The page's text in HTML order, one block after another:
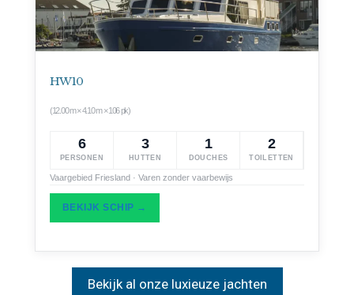
HW 10
(12.00 m × 4.10 m × 106 pk)
6
PERSONEN
3
HUTTEN
1
DOUCHES
2
TOILETTEN
Vaargebied Friesland · Varen zonder vaarbewijs
BEKIJK SCHIP →
Bekijk al onze luxieuze jachten